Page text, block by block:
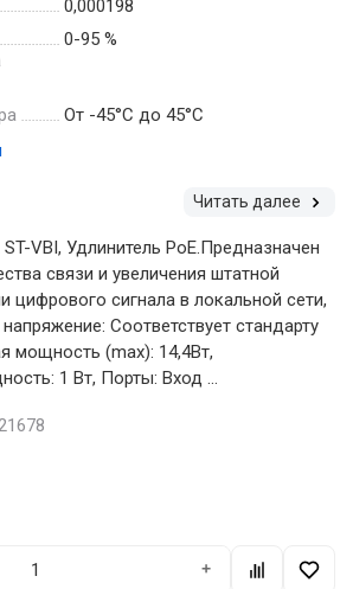
0,000198
0-95 %
От -45°С до 45°С
Читать далее
VBI, Удлинитель PoE.Предназначен
связи и увеличения штатной
цифрового сигнала в локальной сети,
Соответствует стандарту
мощность (max): 14,4Вт,
1 Вт, Порты: Вход ...
+